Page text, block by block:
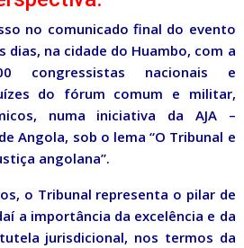
no comunicado final do evento
dias, na cidade do Huambo, com a
congressistas nacionais e
do fórum comum e militar,
numa iniciativa da AJA –
Angola, sob o lema “O Tribunal e
angolana”.
o Tribunal representa o pilar de
a importância da excelência e da
jurisdicional, nos termos da